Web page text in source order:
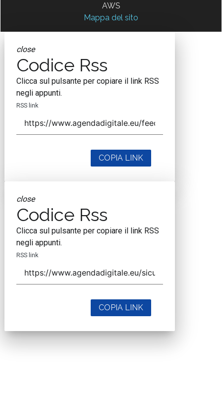
AWS
Mappa del sito
close
Codice Rss
Clicca sul pulsante per copiare il link RSS
negli appunti.
RSS link
COPIA LINK
close
Codice Rss
Clicca sul pulsante per copiare il link RSS
negli appunti.
RSS link
COPIA LINK